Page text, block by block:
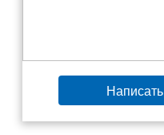
Написать